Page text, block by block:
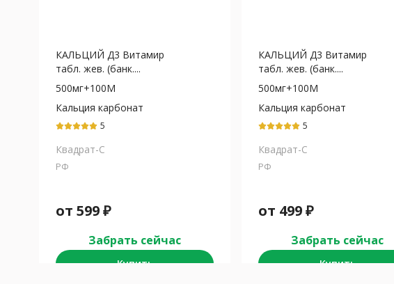
КАЛЬЦИЙ Д3 Витамир
табл. жев. (банк....
500мг+100М
Кальция карбонат
5
Квадрат-С
РФ
от 599₽
Забрать сейчас
Купить
КАЛЬЦИЙ Д3 Витамир
табл. жев. (банк....
500мг+100М
Кальция карбонат
5
Квадрат-С
РФ
от 499₽
Забрать сейчас
Купить